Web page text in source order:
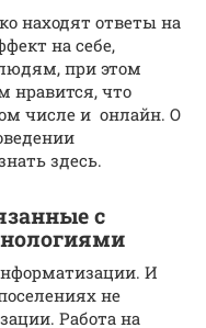
находят ответы на
на себе,
при этом
нравится, что
числе и онлайн. О
здесь.
с
И
не
Работа на